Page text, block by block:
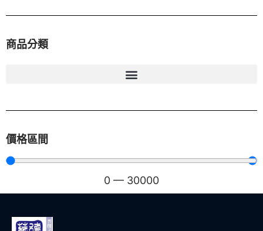
商品分類
價格區間
0 — 30000